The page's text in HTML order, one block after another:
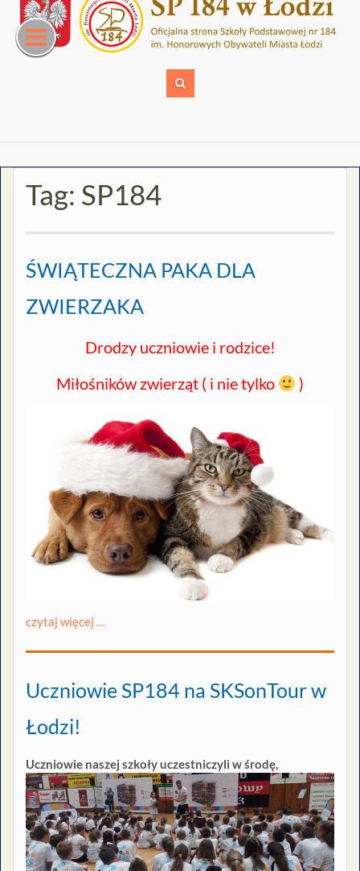
content
Tag: SP184
ŚWIĄTECZNA PAKA DLA
ZWIERZAKA
Drodzy uczniowie i rodzice!
Miłośników zwierząt ( i nie tylko
)
czytaj więcej …
Uczniowie SP184 na SKSonTour w
Łodzi!
Uczniowie naszej szkoły uczestniczyli w środę,